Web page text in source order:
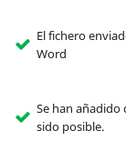
El fichero
Word
Se han añadido
sido posible.